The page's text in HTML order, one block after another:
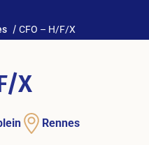
CFO – H/F/X
X
Rennes